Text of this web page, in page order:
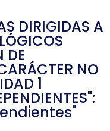
DIRIGIDAS A
DE
NO
1